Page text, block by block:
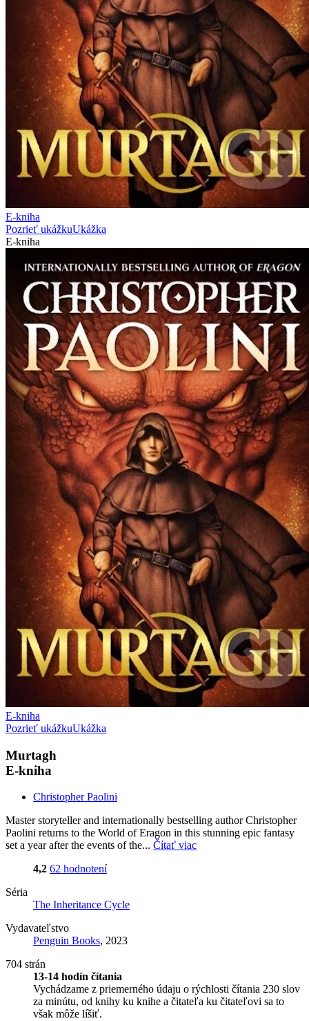
E-kniha
Pozrieť ukážkuUkážka
E-kniha
E-kniha
Pozrieť ukážkuUkážka
Murtagh
E-kniha
Christopher Paolini
Master storyteller and internationally bestselling author Christopher
Paolini returns to the World of Eragon in this stunning epic fantasy
set a year after the events of the... Čítať viac
4,2 62 hodnotení
Séria
The Inheritance Cycle
Vydavateľstvo
Penguin Books, 2023
704 strán
13-14 hodín čítania
Vychádzame z priemerného údaju o rýchlosti čítania 230 slov
za minútu, od knihy ku knihe a čitateľa ku čitateľovi sa to
však môže líšiť.